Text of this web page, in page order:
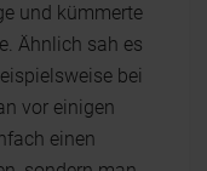
und kümmerte
Ähnlich sah es
bei
vor einigen
einen